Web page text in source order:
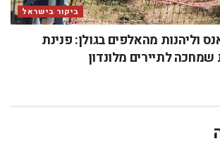
ביקור בישראל
וליהנות מהאלפים בגולן: פנינת
לתיירים מלונדון